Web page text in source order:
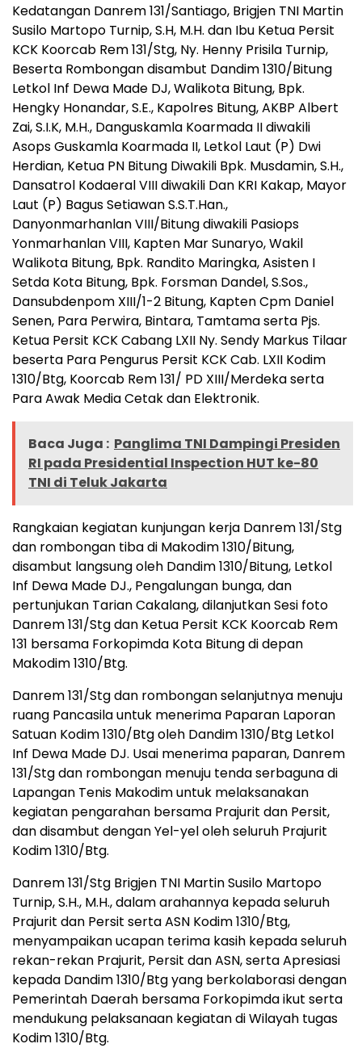
Kedatangan Danrem 131/Santiago, Brigjen TNI Martin
Susilo Martopo Turnip, S.H, M.H. dan Ibu Ketua Persit
KCK Koorcab Rem 131/Stg, Ny. Henny Prisila Turnip,
Beserta Rombongan disambut Dandim 1310/Bitung
Letkol Inf Dewa Made DJ, Walikota Bitung, Bpk.
Hengky Honandar, S.E., Kapolres Bitung, AKBP Albert
Zai, S.I.K, M.H., Danguskamla Koarmada II diwakili
Asops Guskamla Koarmada II, Letkol Laut (P) Dwi
Herdian, Ketua PN Bitung Diwakili Bpk. Musdamin, S.H.,
Dansatrol Kodaeral VIII diwakili Dan KRI Kakap, Mayor
Laut (P) Bagus Setiawan S.S.T.Han.,
Danyonmarhanlan VIII/Bitung diwakili Pasiops
Yonmarhanlan VIII, Kapten Mar Sunaryo, Wakil
Walikota Bitung, Bpk. Randito Maringka, Asisten I
Setda Kota Bitung, Bpk. Forsman Dandel, S.Sos.,
Dansubdenpom XIII/1-2 Bitung, Kapten Cpm Daniel
Senen, Para Perwira, Bintara, Tamtama serta Pjs.
Ketua Persit KCK Cabang LXII Ny. Sendy Markus Tilaar
beserta Para Pengurus Persit KCK Cab. LXII Kodim
1310/Btg, Koorcab Rem 131/ PD XIII/Merdeka serta
Para Awak Media Cetak dan Elektronik.
Baca Juga : Panglima TNI Dampingi Presiden
RI pada Presidential Inspection HUT ke-80
TNI di Teluk Jakarta
Rangkaian kegiatan kunjungan kerja Danrem 131/Stg
dan rombongan tiba di Makodim 1310/Bitung,
disambut langsung oleh Dandim 1310/Bitung, Letkol
Inf Dewa Made DJ., Pengalungan bunga, dan
pertunjukan Tarian Cakalang, dilanjutkan Sesi foto
Danrem 131/Stg dan Ketua Persit KCK Koorcab Rem
131 bersama Forkopimda Kota Bitung di depan
Makodim 1310/Btg.
Danrem 131/Stg dan rombongan selanjutnya menuju
ruang Pancasila untuk menerima Paparan Laporan
Satuan Kodim 1310/Btg oleh Dandim 1310/Btg Letkol
Inf Dewa Made DJ. Usai menerima paparan, Danrem
131/Stg dan rombongan menuju tenda serbaguna di
Lapangan Tenis Makodim untuk melaksanakan
kegiatan pengarahan bersama Prajurit dan Persit,
dan disambut dengan Yel-yel oleh seluruh Prajurit
Kodim 1310/Btg.
Danrem 131/Stg Brigjen TNI Martin Susilo Martopo
Turnip, S.H., M.H., dalam arahannya kepada seluruh
Prajurit dan Persit serta ASN Kodim 1310/Btg,
menyampaikan ucapan terima kasih kepada seluruh
rekan-rekan Prajurit, Persit dan ASN, serta Apresiasi
kepada Dandim 1310/Btg yang berkolaborasi dengan
Pemerintah Daerah bersama Forkopimda ikut serta
mendukung pelaksanaan kegiatan di Wilayah tugas
Kodim 1310/Btg.